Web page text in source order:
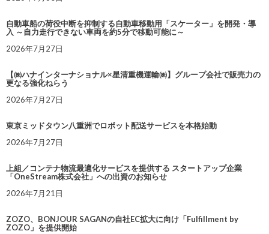
自動車船の荷役中断を抑制する自動車移動用「スケーター」を開発・導
入 ～自力走行できない車両を約5分で移動可能に～
2026年7月27日
【㈱ハナインターナショナル×星清重機運輸㈱】グループ会社で販売力の
更なる強化ねらう
2026年7月27日
東京ミッドタウン八重洲でロボット配送サービスを本格始動
2026年7月27日
上組／コンテナ物流最適化サービスを提供する スタートアップ企業
「OneStream株式会社」への出資のお知らせ
2026年7月21日
ZOZO、BONJOUR SAGANの自社EC拡大に向け「Fulfillment by
ZOZO」を提供開始